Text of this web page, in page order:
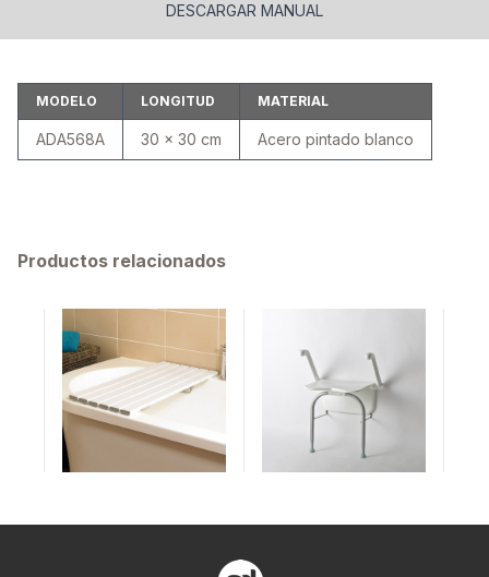
DESCARGAR MANUAL
MODELO LONGITUD MATERIAL
ADA568A 30 x 30 cm Acero pintado blanco
Productos relacionados